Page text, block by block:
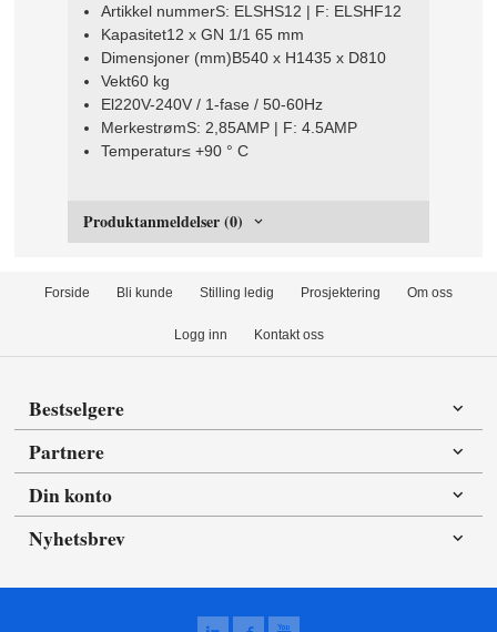
Artikkel nummerS: ELSHS12 | F: ELSHF12
Kapasitet12 x GN 1/1 65 mm
Dimensjoner (mm)B540 x H1435 x D810
Vekt60 kg
El220V-240V / 1-fase / 50-60Hz
MerkestrømS: 2,85AMP | F: 4.5AMP
Temperatur≤ +90 ° C
Produktanmeldelser (0)
Forside Bli kunde Stilling ledig Prosjektering Om oss
Logg inn Kontakt oss
Bestselgere
Partnere
Din konto
Nyhetsbrev